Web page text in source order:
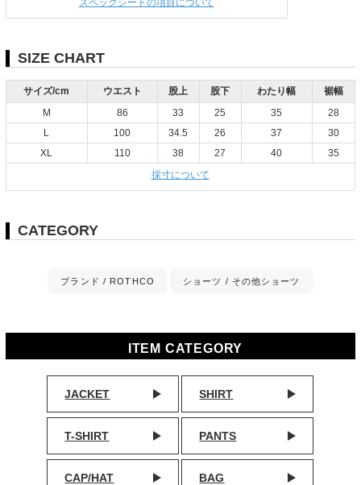
スペックシートの項目について
SIZE CHART
サイズ/cm ウエスト 股上 股下 わたり幅
裾幅
M
86 33 25 35
28
L
100 34.5 26 37
30
XL
110 38 27 40
35
採寸について
CATEGORY
ブランド / ROTHCO ショーツ / その他ショーツ
ITEM CATEGORY
JACKET SHIRT
T-SHIRT PANTS
CAP/HAT BAG